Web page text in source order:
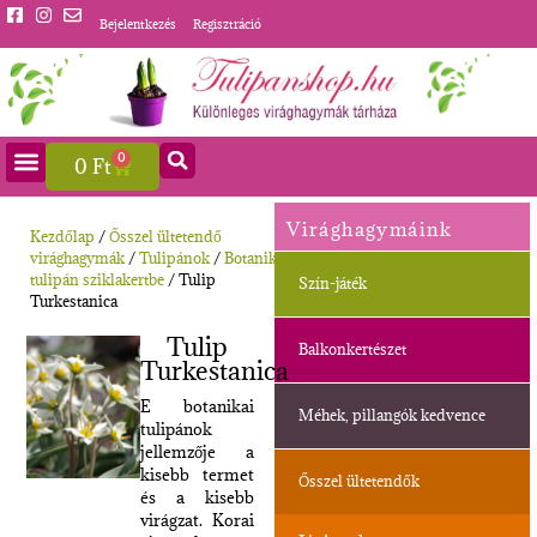
Bejelentkezés Regisztráció
0 Ft 0
Virághagymáink
Szín-játék
Balkonkertészet
Méhek, pillangók kedvence
Ősszel ültetendők
Kezdőlap /Ősszel ültetendő
virághagymák/Tulipánok/Botanikai
tulipán sziklakertbe / Tulip
Turkestanica
Tulip
Turkestanica
E botanikai
tulipánok
jellemzője a
kisebb termet
és a kisebb
virágzat. Korai